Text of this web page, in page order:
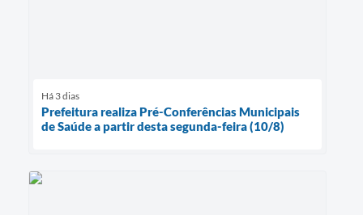
Há 3 dias
Prefeitura realiza Pré-Conferências Municipais
de Saúde a partir desta segunda-feira (10/8)